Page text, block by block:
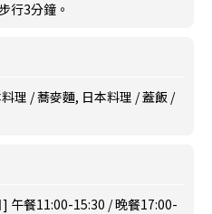
行3分鐘。
理 / 蕎麥麵, 日本料理 / 蓋飯 /
午餐11:00-15:30 / 晚餐17:00-